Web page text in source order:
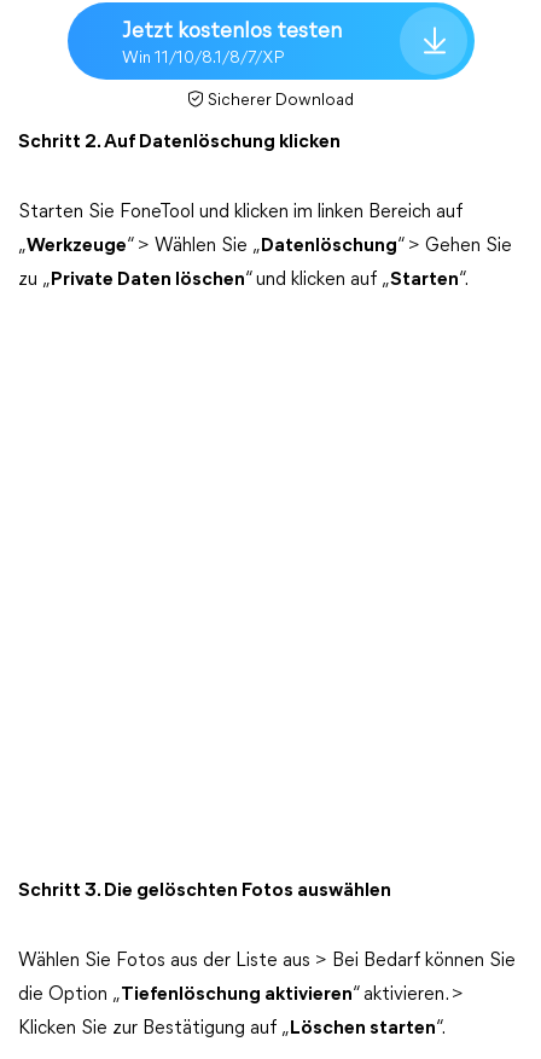
Jetzt kostenlos testen
Win 11/10/8.1/8/7/XP
Sicherer Download
Schritt 2. Auf Datenlöschung klicken
Starten Sie FoneTool und klicken im linken Bereich auf
„Werkzeuge“ > Wählen Sie „ Datenlöschung“ > Gehen Sie
zu „ Private Daten löschen“ und klicken auf „Starten“.
Schritt 3. Die gelöschten Fotos auswählen
Wählen Sie Fotos aus der Liste aus > Bei Bedarf können Sie
die Option „Tiefenlöschung aktivieren“ aktivieren. >
Klicken Sie zur Bestätigung auf „ Löschen starten“.